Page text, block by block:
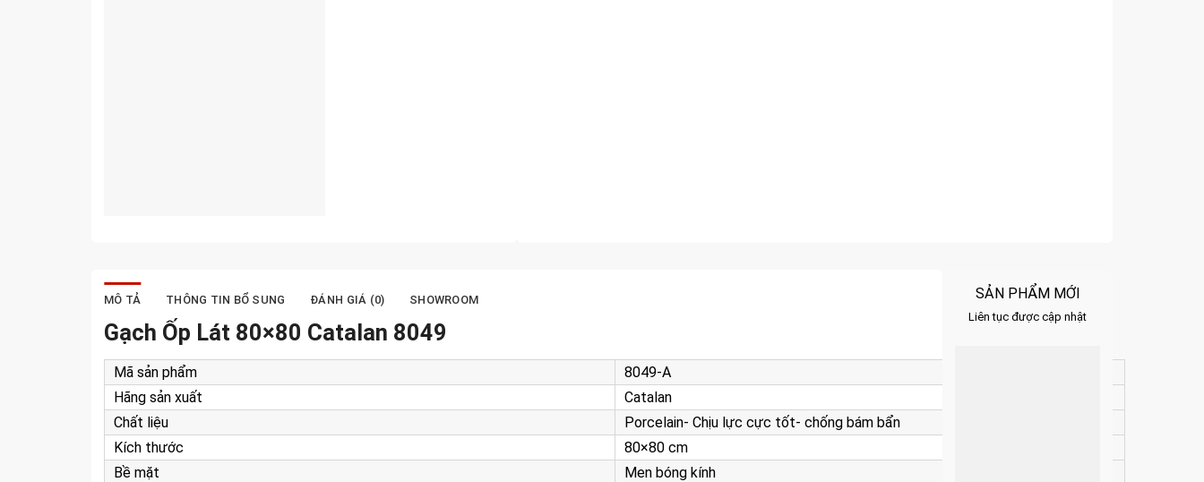
MÔ TẢ THÔNG TIN BỔ SUNG ĐÁNH GIÁ (0) SHOWROOM
Gạch Ốp Lát 80×80 Catalan 8049
Mã sản phẩm
8049-A
Hãng sản xuất
Catalan
Chất liệu
Porcelain- Chịu lực cực tốt- chống bám bẩn
Kích thước
80×80 cm
Bề mặt
Men bóng kính
SẢN PHẨM MỚI
Liên tục được cập nhật